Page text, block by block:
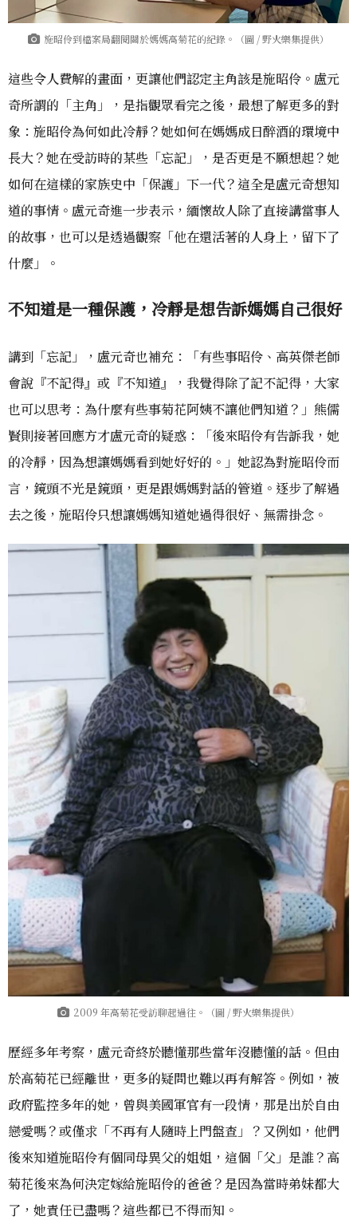
施昭伶到檔案局翻閱關於媽媽高菊花的紀錄。（圖 / 野火樂集提供）
這些令人費解的畫面，更讓他們認定主角該是施昭伶。盧元
奇所謂的「主角」，是指觀眾看完之後，最想了解更多的對
象：施昭伶為何如此冷靜？她如何在媽媽成日醉酒的環境中
長大？她在受訪時的某些「忘記」，是否更是不願想起？她
如何在這樣的家族史中「保護」下一代？這全是盧元奇想知
道的事情。盧元奇進一步表示，緬懷故人除了直接講當事人
的故事，也可以是透過觀察「他在還活著的人身上，留下了
什麼」。
不知道是一種保護，冷靜是想告訴媽媽自己很好
講到「忘記」，盧元奇也補充：「有些事昭伶、高英傑老師
會說『不記得』或『不知道』，我覺得除了記不記得，大家
也可以思考：為什麼有些事菊花阿姨不讓他們知道？」熊儒
賢則接著回應方才盧元奇的疑惑：「後來昭伶有告訴我，她
的冷靜，因為想讓媽媽看到她好好的。」她認為對施昭伶而
言，鏡頭不光是鏡頭，更是跟媽媽對話的管道。逐步了解過
去之後，施昭伶只想讓媽媽知道她過得很好、無需掛念。
2009 年高菊花受訪聊起過往。（圖 / 野火樂集提供）
歷經多年考察，盧元奇終於聽懂那些當年沒聽懂的話。但由
於高菊花已經離世，更多的疑問也難以再有解答。例如，被
政府監控多年的她，曾與美國軍官有一段情，那是出於自由
戀愛嗎？或僅求「不再有人隨時上門盤查」？又例如，他們
後來知道施昭伶有個同母異父的姐姐，這個「父」是誰？高
菊花後來為何決定嫁給施昭伶的爸爸？是因為當時弟妹都大
了，她責任已盡嗎？這些都已不得而知。